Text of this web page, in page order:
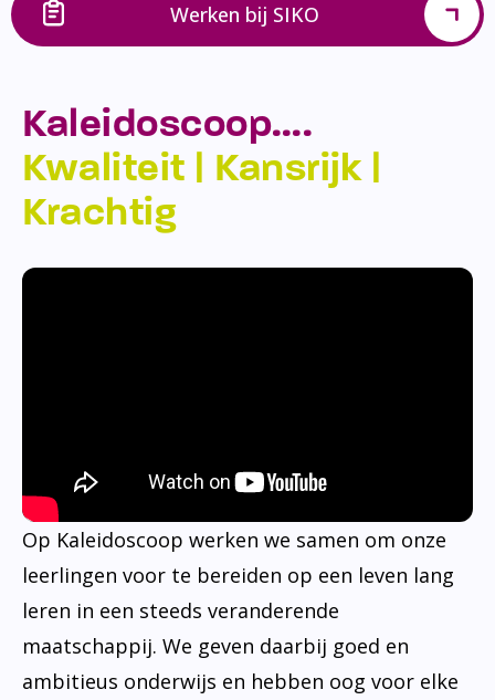
Werken bij SIKO
Kaleidoscoop….
Kwaliteit | Kansrijk |
Krachtig
Op Kaleidoscoop werken we samen om onze
leerlingen voor te bereiden op een leven lang
leren in een steeds veranderende
maatschappij. We geven daarbij goed en
ambitieus onderwijs en hebben oog voor elke